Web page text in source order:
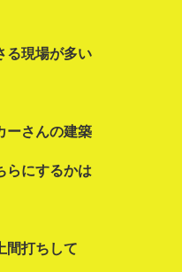
る現場が多い
ーさんの建築
らにするかは
間打ちして